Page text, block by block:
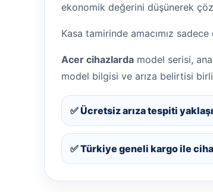
ekonomik değerini düşünerek
Kasa tamirinde amacımız
Acer cihazlarda model serisi,
model bilgisi ve arıza belirtisi
✅ Ücretsiz arıza tespiti
✅ Türkiye geneli kargo ile